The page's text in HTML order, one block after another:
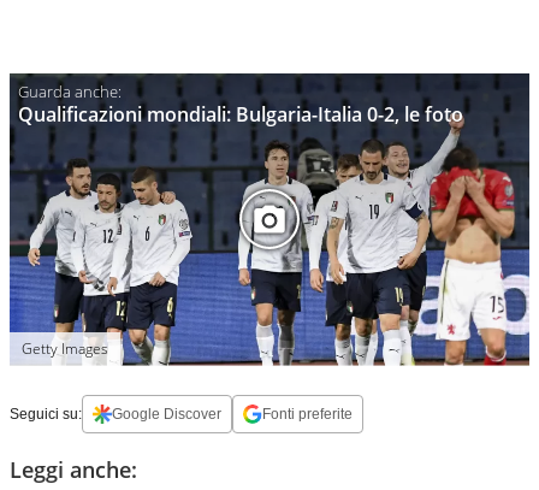
Qualificazioni mondiali: Bulgaria-Italia 0-2, le foto
Getty Images
Seguici su: Google Discover Fonti preferite
Leggi anche: